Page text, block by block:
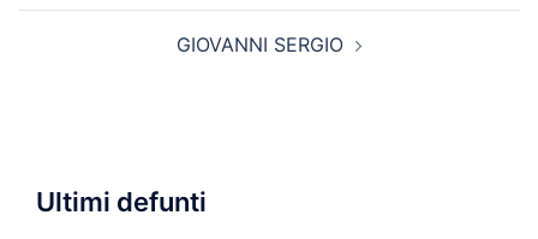
GIOVANNI SERGIO
Ultimi defunti